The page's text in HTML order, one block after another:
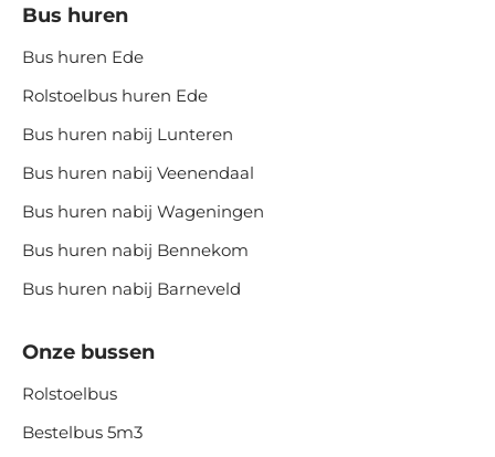
Bus huren
Bus huren Ede
Rolstoelbus huren Ede
Bus huren nabij Lunteren
Bus huren nabij Veenendaal
Bus huren nabij Wageningen
Bus huren nabij Bennekom
Bus huren nabij Barneveld
Onze bussen
Rolstoelbus
Bestelbus 5m3